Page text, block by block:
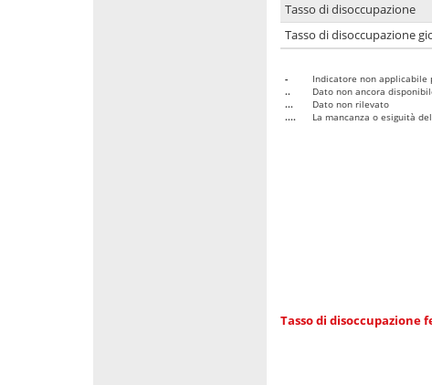
Tasso di disoccupazione
Tasso di disoccupazione
-
Indicatore non applicabile
..
Dato non ancora
...
Dato non rilevato
....
La mancanza o esiguità
Tasso di disoccupazione